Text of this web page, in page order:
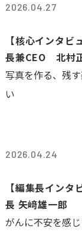
2026.04.27
【核心インタ
長兼CEO 北村
写真を作る、残
い
2026.04.24
【編集長イン
長 矢﨑雄一郎
がんに不安を感